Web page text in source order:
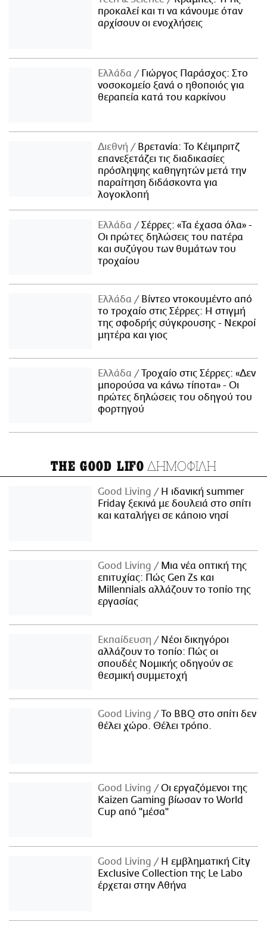
προκαλεί και τι να κάνουμε όταν
αρχίσουν οι ενοχλήσεις
Ελλάδα
Γιώργος Παράσχος: Στο
νοσοκομείο ξανά ο ηθοποιός για
θεραπεία κατά του καρκίνου
Διεθνή
Βρετανία: Το Κέιμπριτζ
επανεξετάζει τις διαδικασίες
πρόσληψης καθηγητών μετά την
παραίτηση διδάσκοντα για
λογοκλοπή
Ελλάδα
Σέρρες: «Τα έχασα όλα» -
Οι πρώτες δηλώσεις του πατέρα
και συζύγου των θυμάτων του
τροχαίου
Ελλάδα
Βίντεο ντοκουμέντο από
το τροχαίο στις Σέρρες: Η στιγμή
της σφοδρής σύγκρουσης - Νεκροί
μητέρα και γιος
Ελλάδα
Τροχαίο στις Σέρρες: «Δεν
μπορούσα να κάνω τίποτα» - Οι
πρώτες δηλώσεις του οδηγού του
φορτηγού
THE GOOD LIFO ΔΗΜΟΦΙΛΗ
Good Living
Η ιδανική summer
Friday ξεκινά με δουλειά στο σπίτι
και καταλήγει σε κάποιο νησί
Good Living
Μια νέα οπτική της
επιτυχίας: Πώς Gen Zs και
Millennials αλλάζουν το τοπίο της
εργασίας
Εκπαίδευση
Νέοι δικηγόροι
αλλάζουν το τοπίο: Πώς οι
σπουδές Νομικής οδηγούν σε
θεσμική συμμετοχή
Good Living
Το BBQ στο σπίτι δεν
θέλει χώρο. Θέλει τρόπο.
Good Living
Οι εργαζόμενοι της
Kaizen Gaming βίωσαν το World
Cup από "μέσα"
Good Living
Η εμβληματική City
Exclusive Collection της Le Labo
έρχεται στην Αθήνα